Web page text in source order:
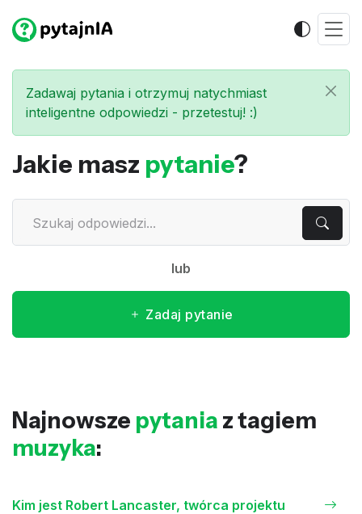
Zadawaj pytania i otrzymuj natychmiast
inteligentne odpowiedzi - przetestuj! :)
Jakie masz pytanie?
lub
Zadaj pytanie
Najnowsze pytania z tagiem
muzyka:
Kim jest Robert Lancaster, twórca projektu